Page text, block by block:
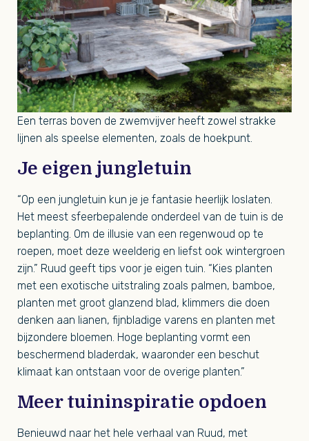
Een terras boven de zwemvijver heeft zowel strakke
lijnen als speelse elementen, zoals de hoekpunt.
Je eigen jungletuin
“Op een jungletuin kun je je fantasie heerlijk loslaten.
Het meest sfeerbepalende onderdeel van de tuin is de
beplanting. Om de illusie van een regenwoud op te
roepen, moet deze weelderig en liefst ook wintergroen
zijn.” Ruud geeft tips voor je eigen tuin. “Kies planten
met een exotische uitstraling zoals palmen, bamboe,
planten met groot glanzend blad, klimmers die doen
denken aan lianen, fijnbladige varens en planten met
bijzondere bloemen. Hoge beplanting vormt een
beschermend bladerdak, waaronder een beschut
klimaat kan ontstaan voor de overige planten.”
Meer tuininspiratie opdoen
Benieuwd naar het hele verhaal van Ruud, met